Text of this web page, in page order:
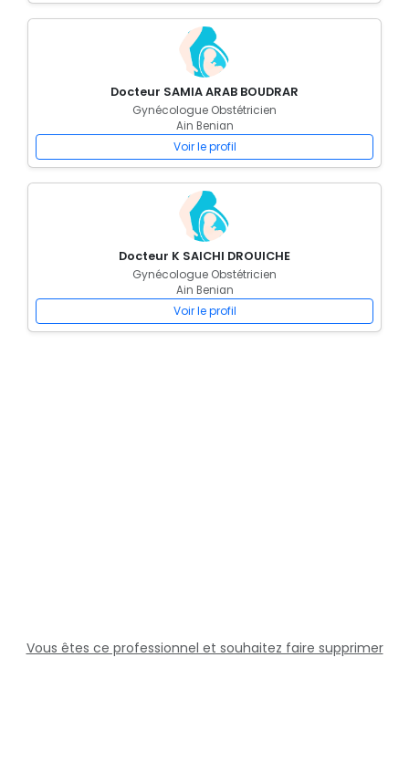
Docteur SAMIA ARAB BOUDRAR
Gynécologue Obstétricien
Ain Benian
Voir le profil
Docteur K SAICHI DROUICHE
Gynécologue Obstétricien
Ain Benian
Voir le profil
Vous êtes ce professionnel et souhaitez faire supprimer